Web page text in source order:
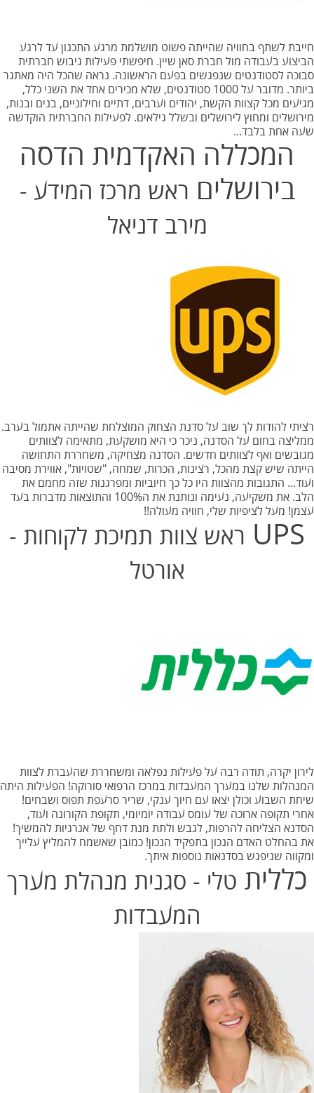
חייבת לשתף בחוויה שהייתה פשוט מושלמת מרגע התכנון עד לרגע
הביצוע בעבודה מול חברת סאן שיין. חיפשתי פעילות גיבוש חברתית
סבוכה לסטודנטים שנפגשים בפעם הראשונה. נראה שהכל היה מאתגר
ביותר. מדובר על 1000 סטודנטים, שלא מכירים אחד את השני כלל,
מגיעים מכל קצוות הקשת, יהודים וערבים, דתיים וחילוניים, בנים ובנות,
מירושלים ומחוץ לירושלים ובשלל גילאים. לפעילות החברתית הוקדשה
שעה אחת בלבד...
המכללה האקדמית הדסה
בירושלים ראש מרכז המידע -
מירב דניאל
רציתי להודות לך שוב על סדנת הצחוק המוצלחת שהייתה אתמול בערב.
ממליצה בחום על הסדנה, ניכר כי היא מושקעת, מתאימה לצוותים
מגובשים ואף לצוותים חדשים. הסדנה מצחיקה, משחררת התחושה
הייתה שיש קצת מהכל, רצינות, הכרות, שמחה, "שטויות", אווירת מסיבה
ועוד... התגובות מהצוות היו כל כך חיוביות ומפרגנות שזה מחמם את
הלב. את משקיעה, נעימה ונותנת את ה100% והתוצאות מדברות בעד
עצמן! מעל לציפיות שלי, חוויה מעולה!!
UPS ראש צוות תמיכת לקוחות -
אורטל
לירון יקרה, תודה רבה על פעילות נפלאה ומשחררת שהעברת לצוות
המנהלות שלנו במערך המעבדות במרכז הרפואי סורוקה! הפעילות היתה
שיחת השבוע וכולן יצאו עם חיוך ענקי, שריר סרעפת תפוס ושבחים!
אחרי תקופה ארוכה של עומס עבודה יומיומי, תקופת הקורונה ועוד,
הסדנא הצליחה להרפות, לגבש ולתת מנת דחף של אנרגיות להמשיך!
את בהחלט האדם הנכון בתפקיד הנכון! כמובן שאשמח להמליץ עלייך
ומקווה שניפגש בסדנאות נוספות איתך.
כללית טלי - סגנית מנהלת מערך
המעבדות